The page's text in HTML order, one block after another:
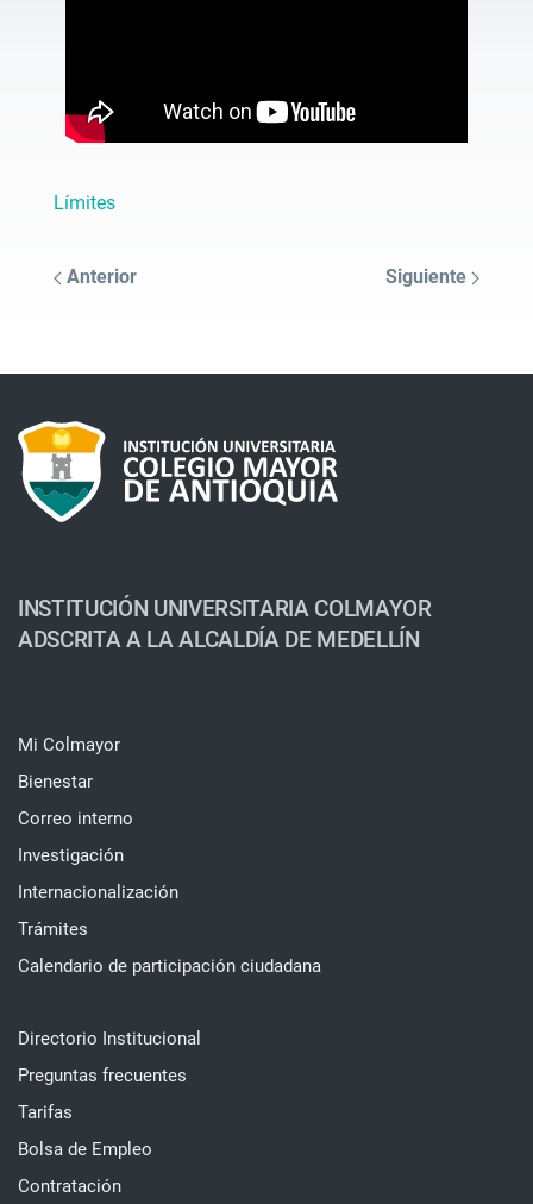
Límites
Anterior Siguiente
INSTITUCIÓN UNIVERSITARIA COLMAYOR
ADSCRITA A LA ALCALDÍA DE MEDELLÍN
Mi Colmayor
Bienestar
Correo interno
Investigación
Internacionalización
Trámites
Calendario de participación ciudadana
Directorio Institucional
Preguntas frecuentes
Tarifas
Bolsa de Empleo
Contratación